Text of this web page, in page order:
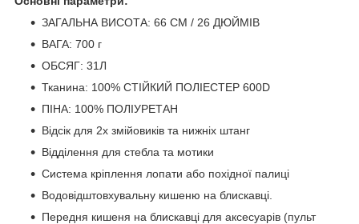
ЗАГАЛЬНА ВИСОТА: 66 СМ / 26 ДЮЙМІВ
ВАГА: 700 г
ОБСЯГ: 31Л
Тканина: 100% СТІЙКИЙ ПОЛІЕСТЕР 600D
ПІНА: 100% ПОЛІУРЕТАН
Відсік для 2х змійовиків та нижніх штанг
Відділення для стебла та мотики
Система кріплення лопати або похідної палиці
Водовідштовхувальну кишеню на блискавці.
Передня кишеня на блискавці для аксесуарів (пульт